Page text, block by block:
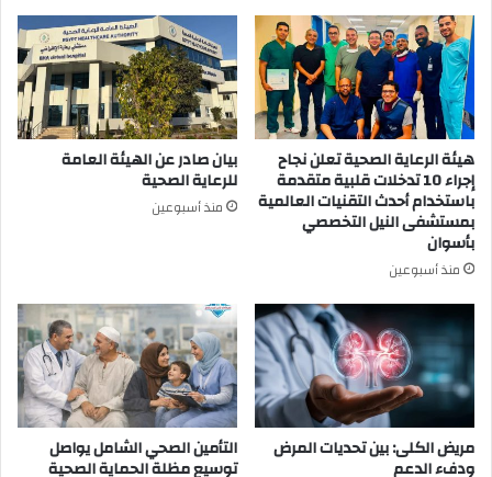
هيئة الرعاية الصحية تعلن نجاح
إجراء 10 تدخلات قلبية متقدمة
باستخدام أحدث التقنيات العالمية
بمستشفى النيل التخصصي
بأسوان
منذ أسبوعين
بيان صادر عن الهيئة العامة
للرعاية الصحية
منذ أسبوعين
مريض الكلى: بين تحديات المرض
ودفء الدعم
التأمين الصحي الشامل يواصل
توسيع مظلة الحماية الصحية